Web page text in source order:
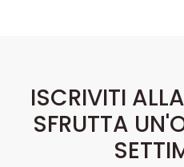
ISCRIVITI
SFRUTTA